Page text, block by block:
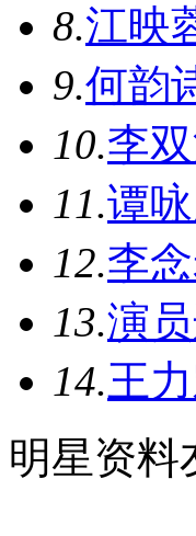
8.江映
9.何韵
10.李
11.谭
12.李
13.演
14.王
明星资料